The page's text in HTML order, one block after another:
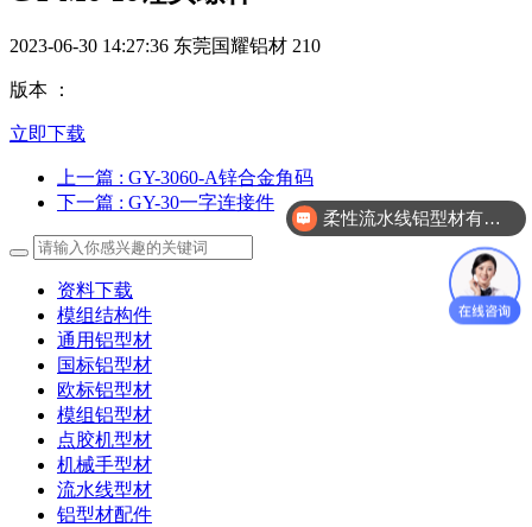
2023-06-30 14:27:36 东莞国耀铝材 210
版本 ：
立即下载
上一篇 : GY-3060-A锌合金角码
下一篇 : GY-30一字连接件
资料下载
模组结构件
通用铝型材
国标铝型材
欧标铝型材
模组铝型材
点胶机型材
机械手型材
流水线型材
铝型材配件
柔性流水线铝型材有哪几款？